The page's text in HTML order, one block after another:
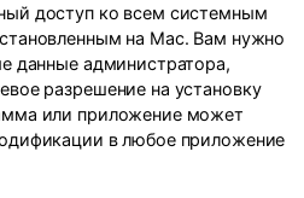
доступ ко всем системным
на Mac. Вам нужно
данные администратора,
разрешение на установку
или приложение может
в любое приложение